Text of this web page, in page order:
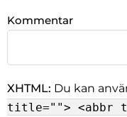
Kommentar
XHTML: Du kan
title=""> <abbr